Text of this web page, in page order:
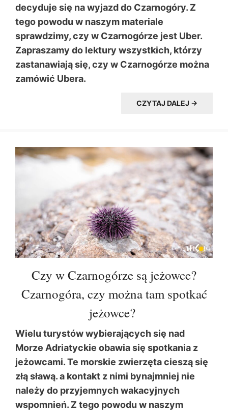
decyduje się na wyjazd do Czarnogóry. Z
tego powodu w naszym materiale
sprawdzimy, czy w Czarnogórze jest Uber.
Zapraszamy do lektury wszystkich, którzy
zastanawiają się, czy w Czarnogórze można
zamówić Ubera.
CZYTAJ DALEJ →
Czy w Czarnogórze są jeżowce?
Czarnogóra, czy można tam spotkać
jeżowce?
Wielu turystów wybierających się nad
Morze Adriatyckie obawia się spotkania z
jeżowcami. Te morskie zwierzęta cieszą się
złą sławą. a kontakt z nimi bynajmniej nie
należy do przyjemnych wakacyjnych
wspomnień. Z tego powodu w naszym